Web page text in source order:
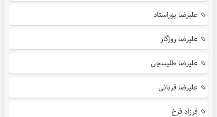
علیرضا پوراستاد
علیرضا روزگار
علیرضا طلیسچی
علیرضا قربانی
فرزاد فرخ